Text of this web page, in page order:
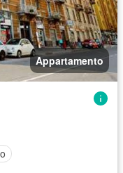
Appartamento